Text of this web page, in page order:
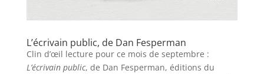
L’écrivain public, de Dan Fesperman
Clin d’œil lecture pour ce mois de septembre :
L’écrivain public, de Dan Fesperman, éditions du